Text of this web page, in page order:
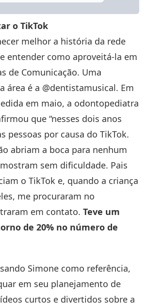
o TikTok
melhor a história da rede
entender como aproveitá-la em
de Comunicação. Uma
área é a @dentistamusical. Em
em maio, a odontopediatra
que “nesses dois anos
pessoas por causa do TikTok.
abriam a boca para nenhum
sem dificuldade. Pais
o TikTok e, quando a criança
me procuraram no
em contato. Teve um
de 20% no número de
Simone como referência,
em seu planejamento de
curtos e divertidos sobre a